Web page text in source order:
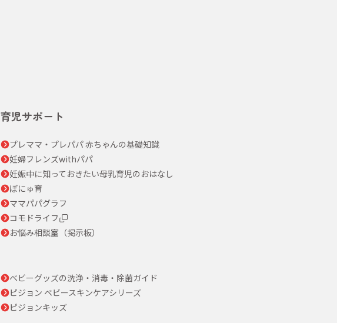
育児サポート
プレママ・プレパパ 赤ちゃんの基礎知識
妊婦フレンズwithパパ
妊娠中に知っておきたい母乳育児のおはなし
ぼにゅ育
ママパパグラフ
コモドライフ
お悩み相談室（掲示板）
ベビーグッズの洗浄・消毒・除菌ガイド
ピジョン ベビースキンケアシリーズ
ピジョンキッズ